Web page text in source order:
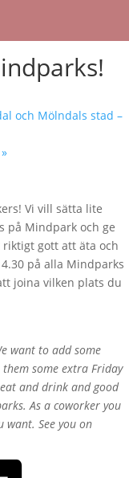
och Mölndals stad –
»
Vi vill sätta lite
på Mindpark och ge
gott att äta och
på alla Mindparks
joina vilken plats du
want to add some
some extra Friday
and drink and good
As a coworker you
want. See you on